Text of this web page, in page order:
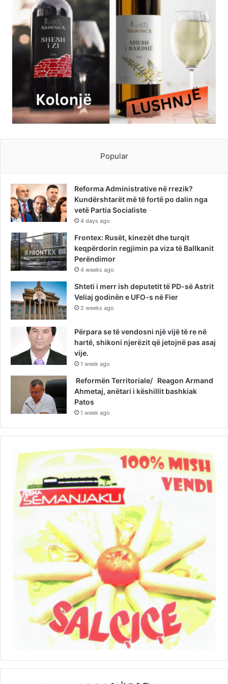
Popular
Reforma Administrative në rrezik?
Kundërshtarët më të fortë po dalin nga
vetë Partia Socialiste
4 days ago
Frontex: Rusët, kinezët dhe turqit
keqpërdorin regjimin pa viza të Ballkanit
Perëndimor
4 weeks ago
Shteti i merr ish deputetit të PD-së Astrit
Veliaj godinën e UFO-s në Fier
2 weeks ago
Përpara se të vendosni një vijë të re në
hartë, shikoni njerëzit që jetojnë pas asaj
vije.
1 week ago
Reformën Territoriale/ Reagon Armand
Ahmetaj, anëtari i këshillit bashkiak
Patos
1 week ago